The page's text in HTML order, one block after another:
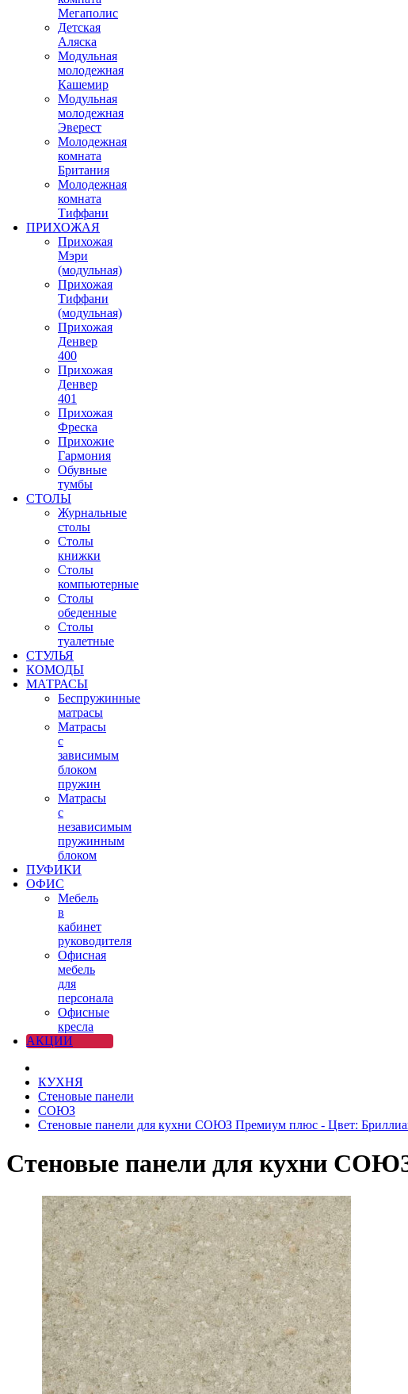
Мегаполис
Детская
Аляска
Модульная
молодежная
Кашемир
Модульная
молодежная
Эверест
Молодежная
комната
Британия
Молодежная
комната
Тиффани
ПРИХОЖАЯ
Прихожая
Мэри
(модульная)
Прихожая
Тиффани
(модульная)
Прихожая
Денвер
400
Прихожая
Денвер
401
Прихожая
Фреска
Прихожие
Гармония
Обувные
тумбы
СТОЛЫ
Журнальные
столы
Столы
книжки
Столы
компьютерные
Столы
обеденные
Столы
туалетные
СТУЛЬЯ
КОМОДЫ
МАТРАСЫ
Беспружинные
матрасы
Матрасы
с
зависимым
блоком
пружин
Матрасы
с
независимым
пружинным
блоком
ПУФИКИ
ОФИС
Мебель
в
кабинет
руководителя
Офисная
мебель
для
персонала
Офисные
кресла
АКЦИИ
КУХНЯ
Стеновые панели
СОЮЗ
Стеновые панели для кухни СОЮЗ Премиум плюс - Цвет:
Стеновые панели для кухни